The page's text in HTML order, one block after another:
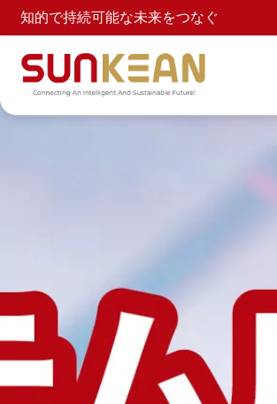
知的で持続可能な未来をつなぐ